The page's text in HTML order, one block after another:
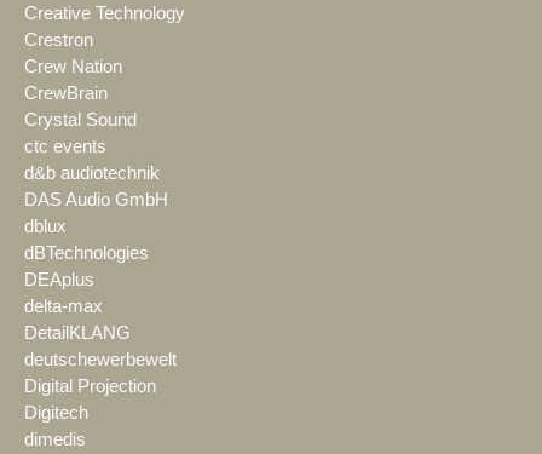
Creative Technology
Crestron
Crew Nation
CrewBrain
Crystal Sound
ctc events
d&b audiotechnik
DAS Audio GmbH
dblux
dBTechnologies
DEAplus
delta-max
DetailKLANG
deutschewerbewelt
Digital Projection
Digitech
dimedis